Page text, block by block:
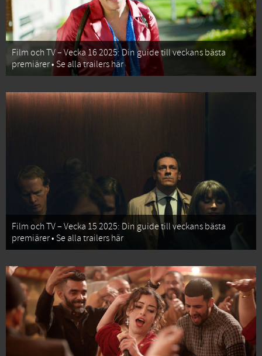
Film och TV – Vecka 16 2025: Din guide till veckans bästa
premiärer • Se alla trailers här
Film och TV – Vecka 15 2025: Din guide till veckans bästa
premiärer • Se alla trailers här